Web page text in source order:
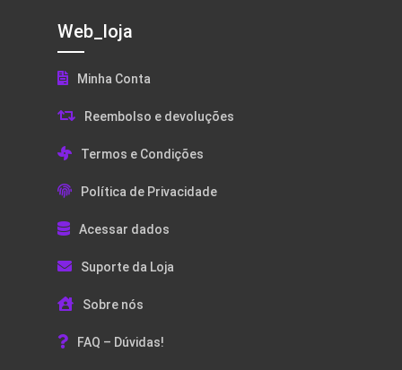
Web_loja
Minha Conta
Reembolso e devoluções
Termos e Condições
Política de Privacidade
Acessar dados
Suporte da Loja
Sobre nós
FAQ – Dúvidas!